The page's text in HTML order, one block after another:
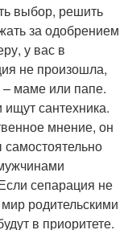
выбор, решить
за одобрением
у вас в
не произошла,
маме или папе.
сантехника.
мнение, он
сепарация не
родительскими
в приоритете.